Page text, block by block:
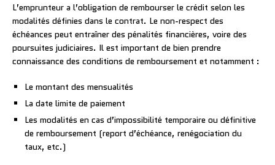
L’emprunteur a l’obligation de rembourser le crédit selon les
modalités définies dans le contrat. Le non-respect des
échéances peut entraîner des pénalités financières, voire des
poursuites judiciaires. Il est important de bien prendre
connaissance des conditions de remboursement et notamment :
Le montant des mensualités
La date limite de paiement
Les modalités en cas d’impossibilité temporaire ou définitive
de remboursement (report d’échéance, renégociation du
taux, etc.)